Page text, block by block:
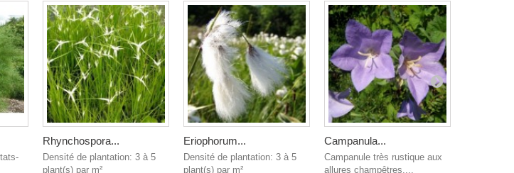
Rhynchospora...
Densité de plantation: 3 à 5
plant(s) par m²
Eriophorum...
Densité de plantation: 3 à 5
plant(s) par m²
Campanula...
Campanule très rustique aux
allures champêtres,...